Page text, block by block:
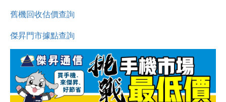
舊機回收估價查詢
傑昇門市據點查詢